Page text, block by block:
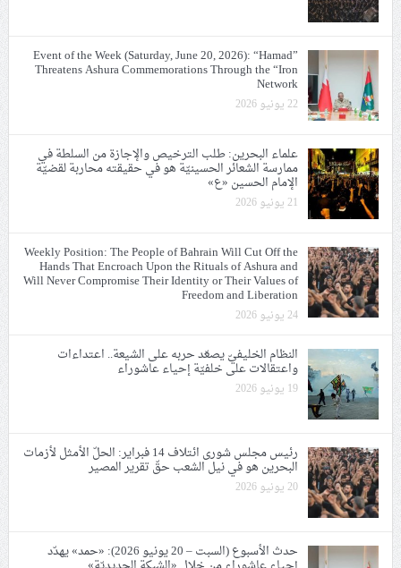
Event of the Week (Saturday, June 20, 2026): “Hamad”
Threatens Ashura Commemorations Through the “Iron
Network
22 يونيو 2026
علماء البحرين: طلب الترخيص والإجازة من السلطة في
ممارسة الشعائر الحسينيّة هو في حقيقته محاربة لقضيّة
الإمام الحسين «ع»
21 يونيو 2026
Weekly Position: The People of Bahrain Will Cut Off the
Hands That Encroach Upon the Rituals of Ashura and
Will Never Compromise Their Identity or Their Values of
Freedom and Liberation
24 يونيو 2026
النظام الخليفيّ يصعّد حربه على الشيعة.. اعتداءات
واعتقالات على خلفيّة إحياء عاشوراء
19 يونيو 2026
رئيس مجلس شورى ائتلاف 14 فبراير: الحلّ الأمثل لأزمات
البحرين هو في نيل الشعب حقّ تقرير المصير
20 يونيو 2026
حدث الأسبوع (السبت – 20 يونيو 2026): «حمد» يهدّد